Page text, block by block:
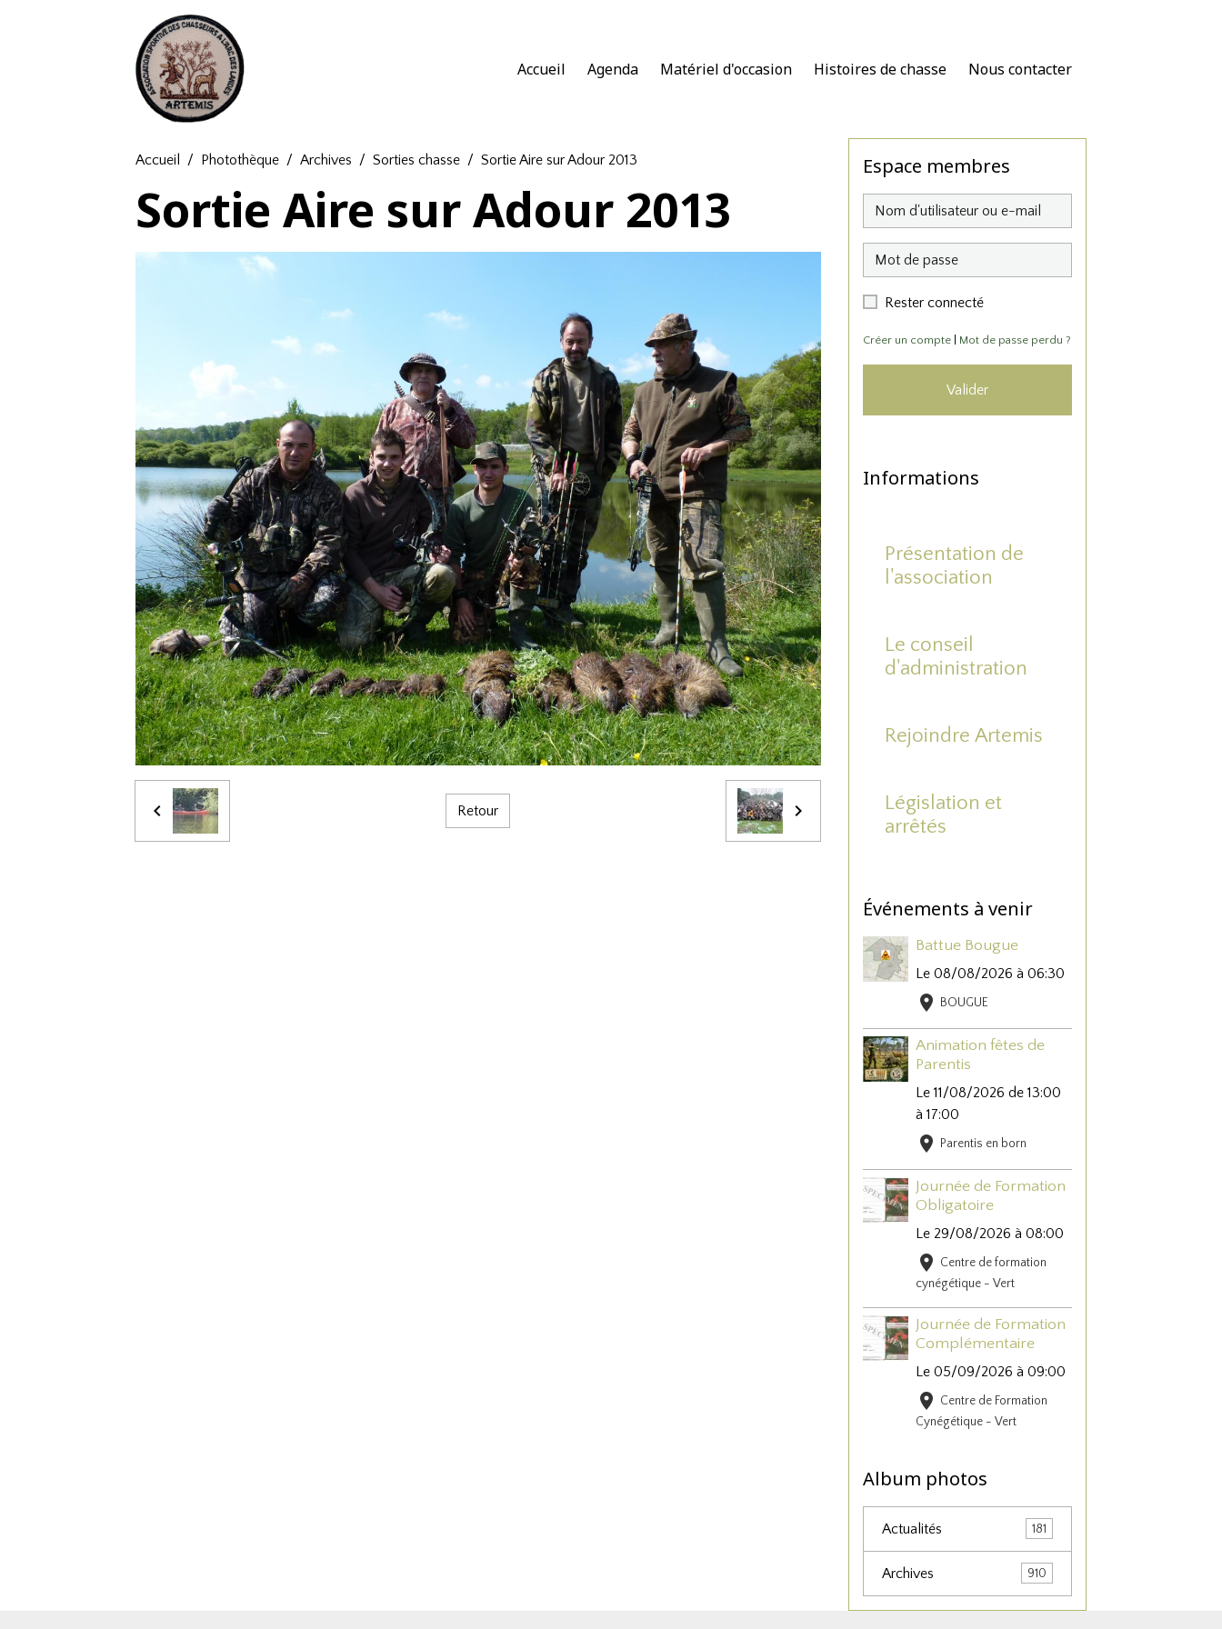
Accueil Agenda Matériel d'occasion Histoires de chasse Nous contacter
Accueil Photothèque Archives Sorties chasse Sortie Aire sur Adour 2013
Sortie Aire sur Adour 2013
Retour
Espace membres
Rester connecté
Créer un compte Mot de passe perdu ?
Valider
Informations
Présentation de
l'association
Le conseil
d'administration
Rejoindre Artemis
Législation et
arrêtés
Événements à venir
Battue Bougue
Le 08/08/2026 à 06:30
BOUGUE
Animation fêtes de
Parentis
Le 11/08/2026 de 13:00
à 17:00
Parentis en born
Journée de Formation
Obligatoire
Le 29/08/2026 à 08:00
Centre de formation
cynégétique - Vert
Journée de Formation
Complémentaire
Le 05/09/2026 à 09:00
Centre de Formation
Cynégétique - Vert
Album photos
Actualités 181
Archives 910